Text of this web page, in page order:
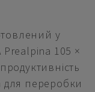
у
Prealpina 105 ×
переробки